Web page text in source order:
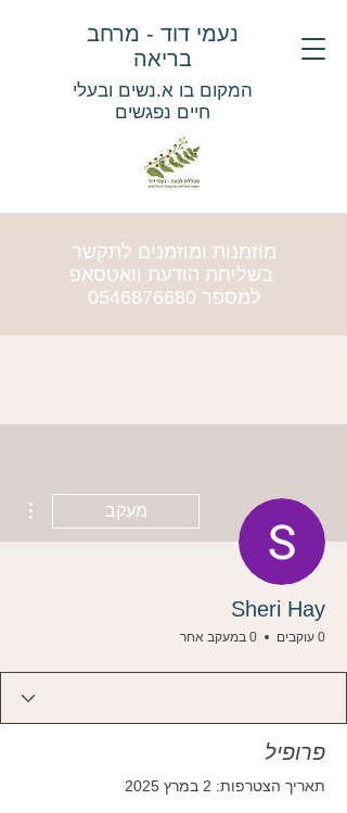
נעמי דוד - מרחב
בריאה
המקום בו א.נשים ובעלי
חיים נפגשים
מוזמנות ומוזמנים לתקשר
בשליחת הודעת וואטסאפ
למספר 0546876680
מעקב
Sheri Hay
0 עוקבים 0 במעקב אחר
פרופיל
תאריך הצטרפות: 2 במרץ 2025